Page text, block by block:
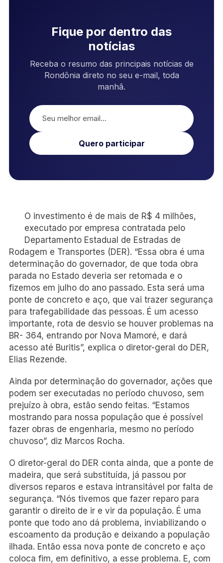
Fique por dentro das
notícias
Receba o resumo das principais notícias de
Rondônia direto no seu e-mail, toda
manhã.
Quero participar
O investimento é de mais de R$ 4 milhões,
executado por empresa contratada pelo
Departamento Estadual de Estradas de
Rodagem e Transportes (DER). “Essa obra é uma
determinação do governador, de que toda obra
parada no Estado deveria ser retomada e o
fizemos em julho do ano passado. Esta será uma
ponte de concreto e aço, que vai trazer segurança
para trafegabilidade das pessoas. É um acesso
importante, rota de desvio se houver problemas na
BR- 364, entrando por Nova Mamoré, e dará
acesso até Buritis”, explica o diretor-geral do DER,
Elias Rezende.
Ainda por determinação do governador, ações que
podem ser executadas no período chuvoso, sem
prejuízo à obra, estão sendo feitas. “Estamos
mostrando para nossa população que é possível
fazer obras de engenharia, mesmo no período
chuvoso”, diz Marcos Rocha.
O diretor-geral do DER conta ainda, que a ponte de
madeira, que será substituída, já passou por
diversos reparos e estava intransitável por falta de
segurança. “Nós tivemos que fazer reparo para
garantir o direito de ir e vir da população. É uma
ponte que todo ano dá problema, inviabilizando o
escoamento da produção e deixando a população
ilhada. Então essa nova ponte de concreto e aço
coloca fim, em definitivo, a esse problema. E, com